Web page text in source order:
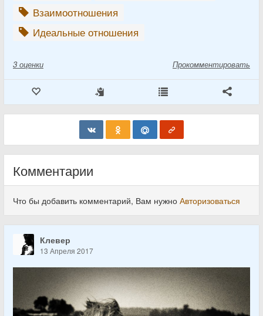
Взаимоотношения
Идеальные отношения
3 оценки Прокомментировать
Комментарии
Что бы добавить комментарий, Вам нужно Авторизоваться
Клевер
13 Апреля 2017